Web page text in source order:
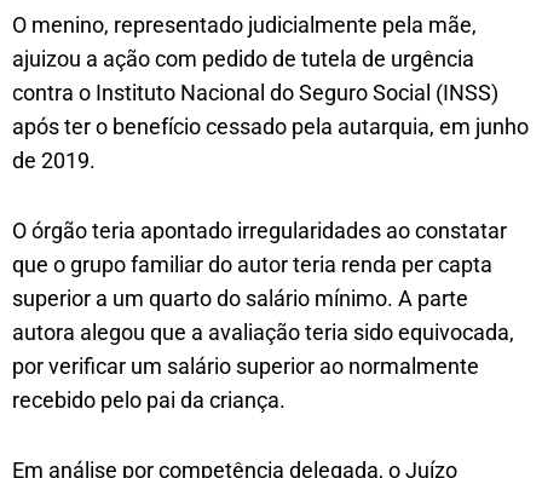
O menino, representado judicialmente pela mãe,
ajuizou a ação com pedido de tutela de urgência
contra o Instituto Nacional do Seguro Social (INSS)
após ter o benefício cessado pela autarquia, em junho
de 2019.
O órgão teria apontado irregularidades ao constatar
que o grupo familiar do autor teria renda per capta
superior a um quarto do salário mínimo. A parte
autora alegou que a avaliação teria sido equivocada,
por verificar um salário superior ao normalmente
recebido pelo pai da criança.
Em análise por competência delegada, o Juízo